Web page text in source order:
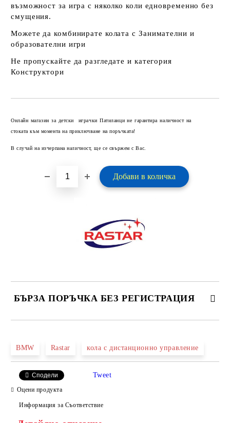
възможност за игра с няколко коли едновременно без
смущения.
Можете да комбинирате колата с Занимателни и
образователни игри
Не пропускайте да разгледате и категория
Конструктори
Онлайн магазин за детски играчки Патиланци не гарантира наличност на
стоката към момента на приключване на поръчката!
В случай на изчерпана наличност, ще се свържем с Вас.
БЪРЗА ПОРЪЧКА БЕЗ РЕГИСТРАЦИЯ
Ние ще се свържем с вас в рамките на работния ден.
BMW Rastar кола с дистанционно управление
Сподели Tweet
Оцени продукта
Информация за Съответствие